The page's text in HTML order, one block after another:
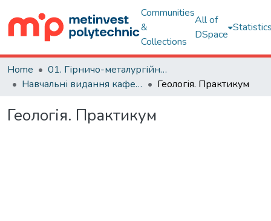
Communities
&
Collections
All of
DSpace
Home
01. Гірничо-металургійний факультет
Навчальні видання кафедри ГС
Геологія. Практикум
Геологія. Практикум